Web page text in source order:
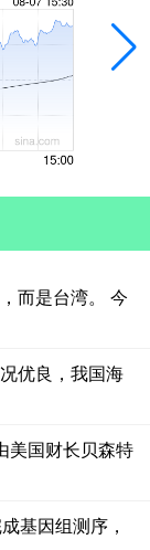
而是台湾。 今
优良，我国海
美国财长贝森特
基因组测序，